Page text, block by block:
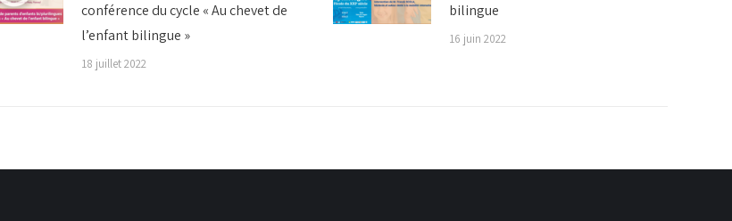
conférence du cycle « Au chevet de
l’enfant bilingue »
18 juillet 2022
bilingue
16 juin 2022